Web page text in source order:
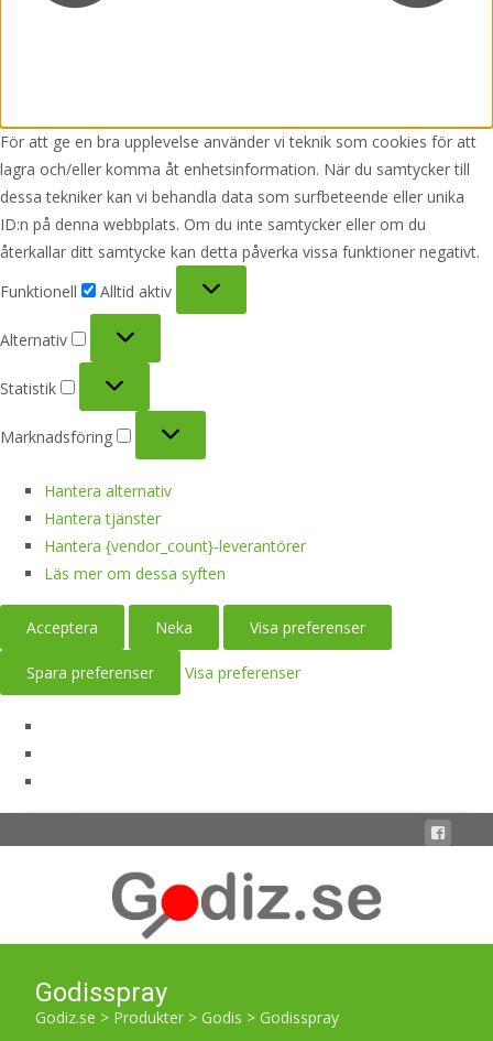
För att ge en bra upplevelse använder vi teknik som cookies för att
lagra och/eller komma åt enhetsinformation. När du samtycker till
dessa tekniker kan vi behandla data som surfbeteende eller unika
ID:n på denna webbplats. Om du inte samtycker eller om du
återkallar ditt samtycke kan detta påverka vissa funktioner negativt.
Funktionell
Alltid aktiv
Alternativ
Statistik
Marknadsföring
Hantera alternativ
Hantera tjänster
Hantera {vendor_count}-leverantörer
Läs mer om dessa syften
Acceptera Neka Visa preferenser
Spara preferenser Visa preferenser
Godisspray
Godiz.se > Produkter > Godis > Godisspray